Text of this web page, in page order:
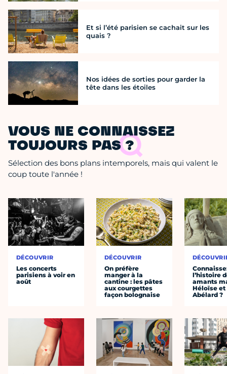
Et si l’été parisien se cachait sur les
quais ?
Nos idées de sorties pour garder la
tête dans les étoiles
VOUS NE CONNAISSEZ
TOUJOURS PAS ?
Sélection des bons plans intemporels, mais qui valent le
coup toute l'année !
DÉCOUVRIR
Les concerts
parisiens à voir en
août
DÉCOUVRIR
On préfère
manger à la
cantine : les pâtes
aux courgettes
façon bolognaise
l’histoire
amants
Héloïse et
Abélard ?